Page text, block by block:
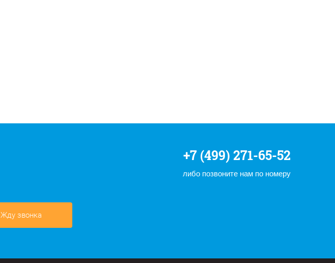
+7 (499) 271-65-52
либо позвоните нам по номеру
Жду звонка